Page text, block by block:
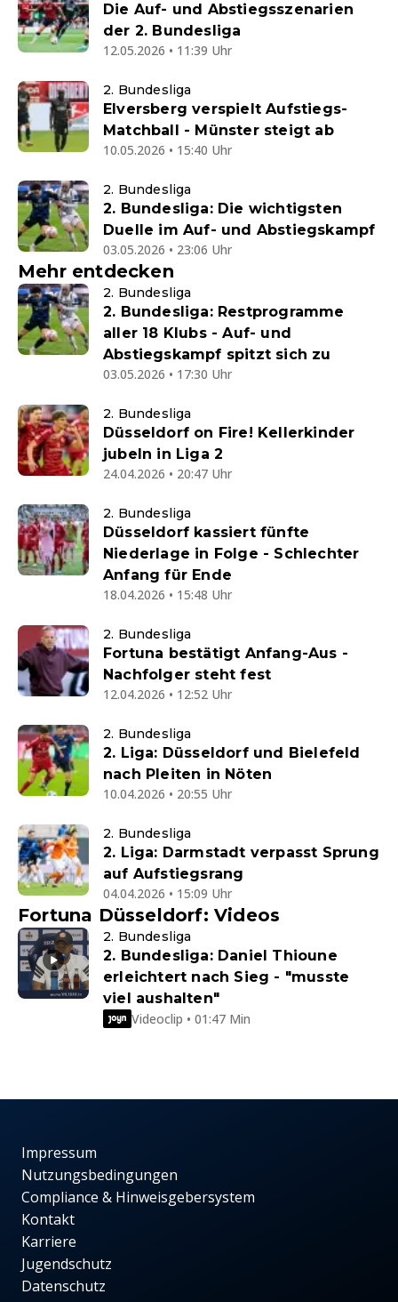
Die Auf- und Abstiegsszenarien
der 2. Bundesliga
12.05.2026 • 11:39 Uhr
2. Bundesliga
Elversberg verspielt Aufstiegs-
Matchball - Münster steigt ab
10.05.2026 • 15:40 Uhr
2. Bundesliga
2. Bundesliga: Die wichtigsten
Duelle im Auf- und Abstiegskampf
03.05.2026 • 23:06 Uhr
Mehr entdecken
2. Bundesliga
2. Bundesliga: Restprogramme
aller 18 Klubs - Auf- und
Abstiegskampf spitzt sich zu
03.05.2026 • 17:30 Uhr
2. Bundesliga
Düsseldorf on Fire! Kellerkinder
jubeln in Liga 2
24.04.2026 • 20:47 Uhr
2. Bundesliga
Düsseldorf kassiert fünfte
Niederlage in Folge - Schlechter
Anfang für Ende
18.04.2026 • 15:48 Uhr
2. Bundesliga
Fortuna bestätigt Anfang-Aus -
Nachfolger steht fest
12.04.2026 • 12:52 Uhr
2. Bundesliga
2. Liga: Düsseldorf und Bielefeld
nach Pleiten in Nöten
10.04.2026 • 20:55 Uhr
2. Bundesliga
2. Liga: Darmstadt verpasst Sprung
auf Aufstiegsrang
04.04.2026 • 15:09 Uhr
Fortuna Düsseldorf: Videos
2. Bundesliga
2. Bundesliga: Daniel Thioune
erleichtert nach Sieg - "musste
viel aushalten"
Videoclip • 01:47 Min
Impressum
Nutzungsbedingungen
Compliance & Hinweisgebersystem
Kontakt
Karriere
Jugendschutz
Datenschutz